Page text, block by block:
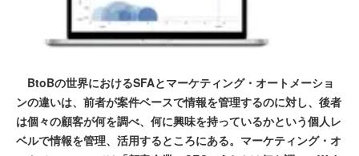
BtoBの世界におけるSFAとマーケティング・オートメーショ
ンの違いは、前者が案件ベースで情報を管理するのに対し、後者
は個々の顧客が何を調べ、何に興味を持っているかという個人レ
ベルで情報を管理、活用するところにある。マーケティング・オ